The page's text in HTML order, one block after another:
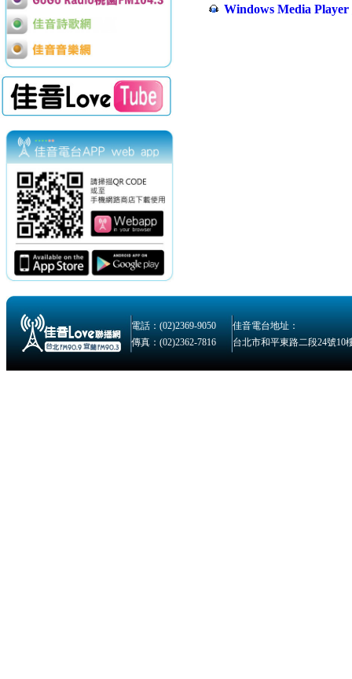
Windows Media
電話：(02)2369-9050
佳音電台地址：
傳真：(02)2362-7816
台北市和平東路二段24號10